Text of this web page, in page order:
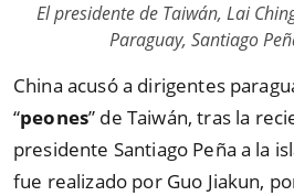
El presidente de Taiwán, Lai
Paraguay, Santiago
China acusó a dirigentes
“peones” de Taiwán, tras la
presidente Santiago Peña a la
fue realizado por Guo Jiakun,